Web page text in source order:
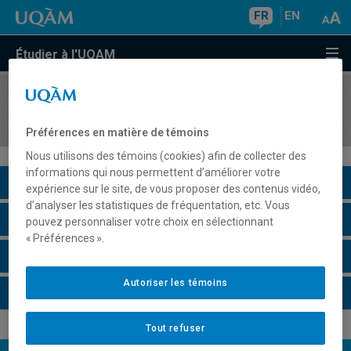
FR EN
Étudier à l'UQAM
COURS//
Description du cours
Horaire - Été 2026
Préférences en matière de témoins
Nous utilisons des témoins (cookies) afin de collecter des
informations qui nous permettent d’améliorer votre
expérience sur le site, de vous proposer des contenus vidéo,
d’analyser les statistiques de fréquentation, etc. Vous
pouvez personnaliser votre choix en sélectionnant
« Préférences ».
Tout refuser
Autoriser les témoins